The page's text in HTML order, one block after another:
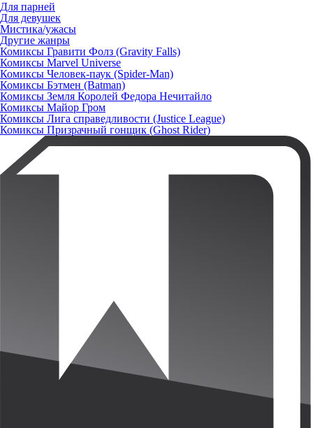
Для парней
Для девушек
Мистика/ужасы
Другие жанры
Комиксы Гравити Фолз (Gravity Falls)
Комиксы Marvel Universe
Комиксы Человек-паук (Spider-Man)
Комиксы Бэтмен (Batman)
Комиксы Земля Королей Федора Нечитайло
Комиксы Майор Гром
Комиксы Лига справедливости (Justice League)
Комиксы Призрачный гонщик (Ghost Rider)